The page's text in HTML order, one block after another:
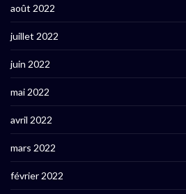
août 2022
juillet 2022
juin 2022
mai 2022
avril 2022
mars 2022
février 2022